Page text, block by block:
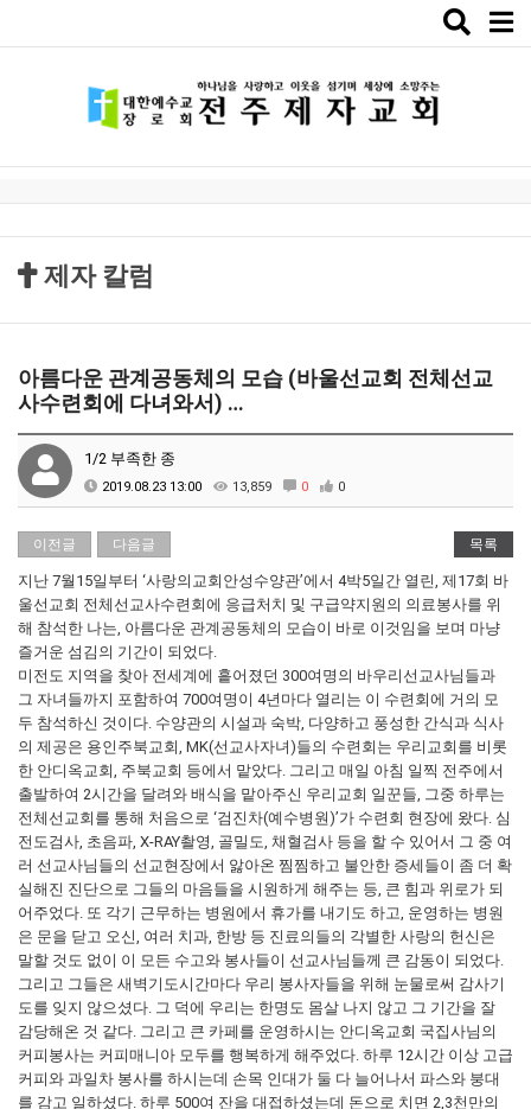
Toggle
제자 칼럼
아름다운 관계공동체의 모습 (바울선교회 전체선교
사수련회에 다녀와서) …
1/2 부족한 종
2019.08.23 13:00 13,859 0 0
이전글 다음글 목록
지난 7월15일부터 ‘사랑의교회안성수양관’에서 4박5일간 열린, 제17회 바
울선교회 전체선교사수련회에 응급처치 및 구급약지원의 의료봉사를 위
해 참석한 나는, 아름다운 관계공동체의 모습이 바로 이것임을 보며 마냥
즐거운 섬김의 기간이 되었다.
미전도 지역을 찾아 전세계에 흩어졌던 300여명의 바우리선교사님들과
그 자녀들까지 포함하여 700여명이 4년마다 열리는 이 수련회에 거의 모
두 참석하신 것이다. 수양관의 시설과 숙박, 다양하고 풍성한 간식과 식사
의 제공은 용인주북교회, MK(선교사자녀)들의 수련회는 우리교회를 비롯
한 안디옥교회, 주북교회 등에서 맡았다. 그리고 매일 아침 일찍 전주에서
출발하여 2시간을 달려와 배식을 맡아주신 우리교회 일꾼들, 그중 하루는
전체선교회를 통해 처음으로 ‘검진차(예수병원)’가 수련회 현장에 왔다. 심
전도검사, 초음파, X-RAY촬영, 골밀도, 채혈검사 등을 할 수 있어서 그 중 여
러 선교사님들의 선교현장에서 앓아온 찜찜하고 불안한 증세들이 좀 더 확
실해진 진단으로 그들의 마음들을 시원하게 해주는 등, 큰 힘과 위로가 되
어주었다. 또 각기 근무하는 병원에서 휴가를 내기도 하고, 운영하는 병원
은 문을 닫고 오신, 여러 치과, 한방 등 진료의들의 각별한 사랑의 헌신은
말할 것도 없이 이 모든 수고와 봉사들이 선교사님들께 큰 감동이 되었다.
그리고 그들은 새벽기도시간마다 우리 봉사자들을 위해 눈물로써 감사기
도를 잊지 않으셨다. 그 덕에 우리는 한명도 몸살 나지 않고 그 기간을 잘
감당해온 것 같다. 그리고 큰 카페를 운영하시는 안디옥교회 국집사님의
커피봉사는 커피매니아 모두를 행복하게 해주었다. 하루 12시간 이상 고급
커피와 과일차 봉사를 하시는데 손목 인대가 둘 다 늘어나서 파스와 붕대
를 감고 일하셨다. 하루 500여 잔을 대접하셨는데 돈으로 치면 2,3천만의